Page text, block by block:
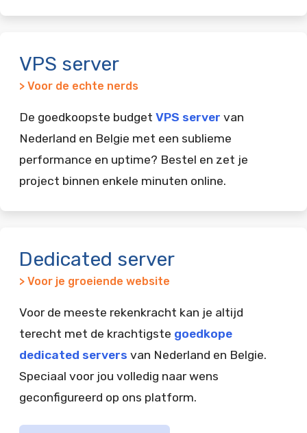
VPS server
> Voor de echte nerds
De goedkoopste budget VPS server van
Nederland en Belgie met een sublieme
performance en uptime? Bestel en zet je
project binnen enkele minuten online.
Dedicated server
> Voor je groeiende website
Voor de meeste rekenkracht kan je altijd
terecht met de krachtigste goedkope
dedicated servers van Nederland en Belgie.
Speciaal voor jou volledig naar wens
geconfigureerd op ons platform.